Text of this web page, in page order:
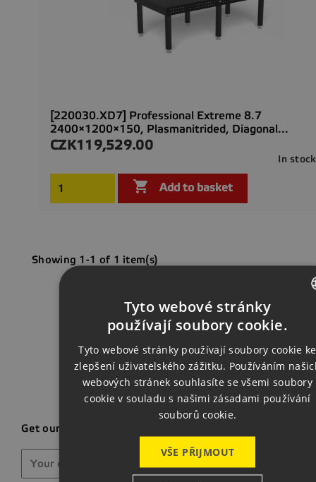
[220030.XD7] Professional Extreme 8.7
2400×1200×150, Plasmanitrided, Diagonal...
Price
CZK119,529.00
In stock
 Add to basket
Showing 1-1 of 1 item(s)
Get our latest news and special sales
ENGLISH
GERMAN
Tyto webové stránky
používají soubory cookie.
Tyto webové stránky používají soubory cookie ke
zlepšení uživatelského zážitku. Používáním
webových stránek souhlasíte se všemi soubory
cookie v souladu s našimi zásadami používání
souborů cookie.
VŠE PŘIJMOUT